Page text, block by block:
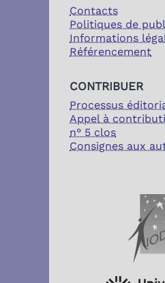
Contacts
Politiques de
Informations
Référencement
CONTRIBUER
Processus
Appel à
n° 5 clos
Consignes aux
PARTENAIRES